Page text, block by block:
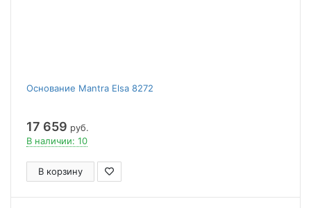
Основание Mantra Elsa 8272
17 659 руб.
В наличии: 10
В корзину